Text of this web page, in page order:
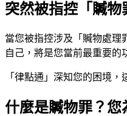
突然被指控「贓物
當您被指控涉及「贓物處理
自己，將是您當前最重要的
「律點通」深知您的困境
什麼是贓物罪？您